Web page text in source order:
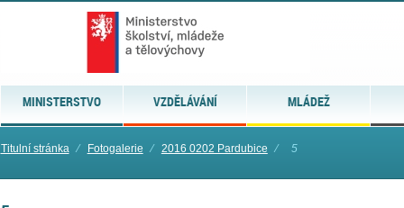
MINISTERSTVO VZDĚLÁVÁNÍ MLÁDEŽ
Titulní stránka ⁄ Fotogalerie ⁄ 2016 0202 Pardubice ⁄ 5